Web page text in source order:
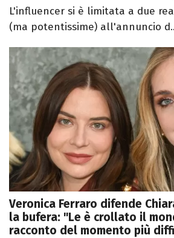
L'influencer si è limitata a due
(ma potentissime) all'annuncio
Veronica Ferraro difende
la bufera: "Le è crollato il
racconto del momento più